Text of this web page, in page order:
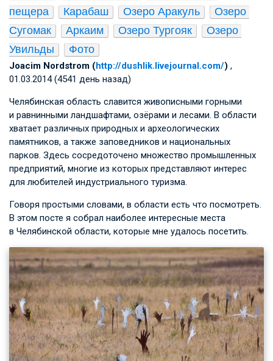
пещера
Карабаш Озеро Аракуль
Озеро
Сугомак
Аркаим Озеро Тургояк
Озеро
Увильды
Фото
Joacim Nordstrom (http://dushlik.livejournal.com/) ,
01.03.2014 (4541 день назад)
Челябинская область славится живописными горными
и равнинными ландшафтами, озёрами и лесами. В области
хватает различных природных и археологических
памятников, а также заповедников и национальных
парков. Здесь сосредоточено множество промышленных
предприятий, многие из которых представляют интерес
для любителей индустриального туризма.
Говоря простыми словами, в области есть что посмотреть.
В этом посте я собрал наиболее интересные места
в Челябинской области, которые мне удалось посетить.